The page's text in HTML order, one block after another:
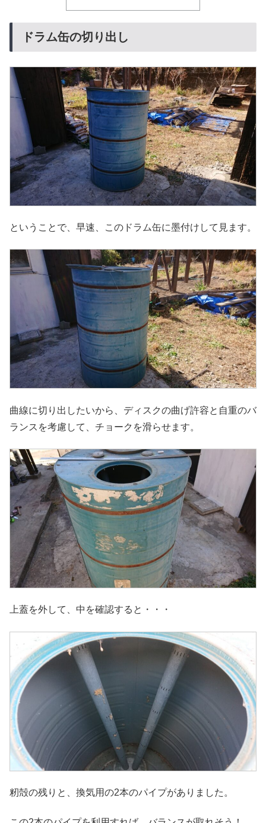
ドラム缶の切り出し
ということで、早速、このドラム缶に墨付けして見ます。
曲線に切り出したいから、ディスクの曲げ許容と自重のバ
ランスを考慮して、チョークを滑らせます。
上蓋を外して、中を確認すると・・・
籾殻の残りと、換気用の2本のパイプがありました。